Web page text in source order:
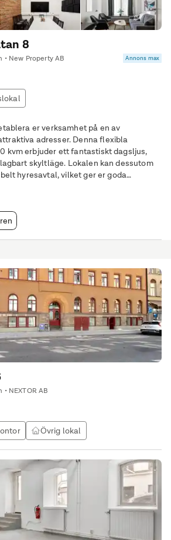
8
New Property AB Annons max
er verksamhet på en av
adresser. Denna flexibla
kvm erbjuder ett fantastiskt dagsljus,
skyltläge. Lokalen kan dessutom
hyresavtal, vilket ger er goda
upplägget efter verksamhetens behov.
är detta en
NEXTOR AB
Övrig lokal